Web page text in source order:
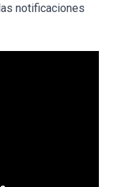
notificaciones